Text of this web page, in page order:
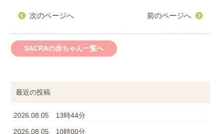
次のページへ 前のページへ
SACRAの赤ちゃん一覧へ
最近の投稿
2026.08.05 13時44分
2026.08.05 10時00分